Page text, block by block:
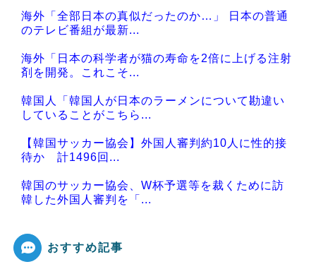
海外「全部日本の真似だったのか…」 日本の普通
のテレビ番組が最新...
海外「日本の科学者が猫の寿命を2倍に上げる注射
剤を開発。これこそ...
韓国人「韓国人が日本のラーメンについて勘違い
していることがこちら...
【韓国サッカー協会】外国人審判約10人に性的接
待か 計1496回...
韓国のサッカー協会、W杯予選等を裁くために訪
韓した外国人審判を「...
おすすめ記事